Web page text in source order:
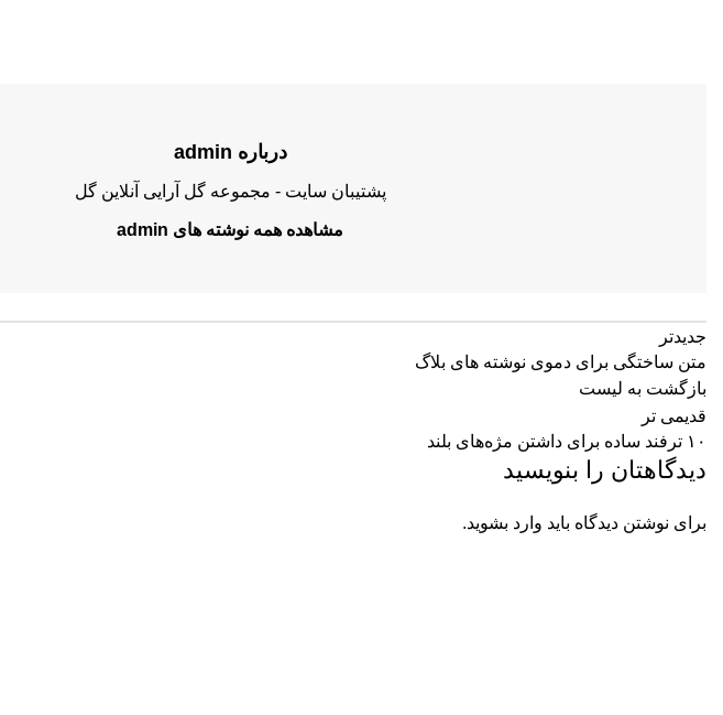
درباره admin
پشتیبان سایت - مجموعه گل آرایی آنلاین گل
مشاهده همه نوشته های admin
جدیدتر
متن ساختگی برای دموی نوشته های بلاگ
بازگشت به لیست
قدیمی تر
۱۰ ترفند ساده برای داشتن مژه‌های بلند
دیدگاهتان را بنویسید
برای نوشتن دیدگاه باید وارد بشوید.